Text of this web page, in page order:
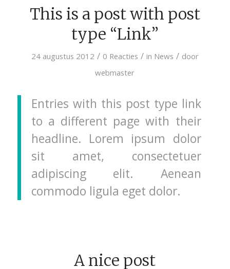
This is a post with post
type “Link”
24 augustus 2012 / 0 Reacties / in News / door
webmaster
Entries with this post type link
to a different page with their
headline. Lorem ipsum dolor
sit amet, consectetuer
adipiscing elit. Aenean
commodo ligula eget dolor.
A nice post